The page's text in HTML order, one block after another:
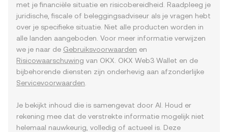
met je financiële situatie en risicobereidheid. Raadpleeg je
juridische, fiscale of beleggingsadviseur als je vragen hebt
over je specifieke situatie. Niet alle producten worden in
alle landen aangeboden. Voor meer informatie verwijzen
we je naar de Gebruiksvoorwaarden en
Risicowaarschuwing van OKX. OKX Web3 Wallet en de
bijbehorende diensten zijn onderhevig aan afzonderlijke
Servicevoorwaarden
Je bekijkt inhoud die is samengevat door AI. Houd er
rekening mee dat de verstrekte informatie mogelijk niet
helemaal nauwkeurig, volledig of actueel is. Deze